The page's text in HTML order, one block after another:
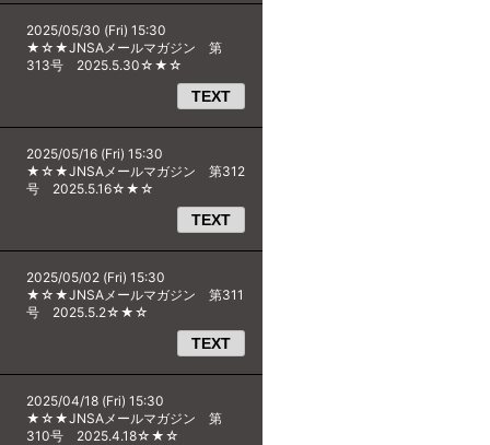
2025/05/30 (Fri) 15:30
★☆★JNSAメールマガジン 第
313号 2025.5.30☆★☆
TEXT
2025/05/16 (Fri) 15:30
★☆★JNSAメールマガジン 第312
号 2025.5.16☆★☆
TEXT
2025/05/02 (Fri) 15:30
★☆★JNSAメールマガジン 第311
号 2025.5.2☆★☆
TEXT
2025/04/18 (Fri) 15:30
★☆★JNSAメールマガジン 第
310号 2025.4.18☆★☆